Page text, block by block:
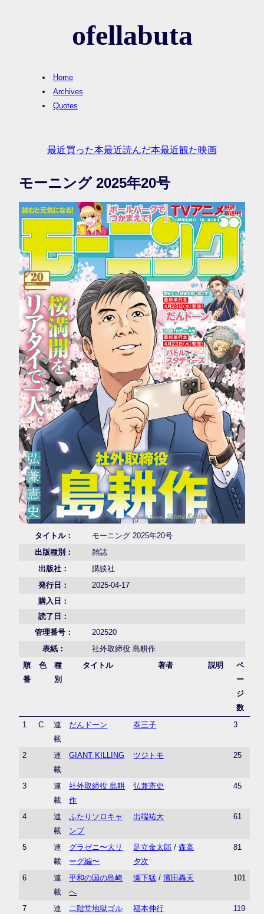
ofellabuta
Home
Archives
Quotes
最近買った本最近読んだ本最近観た映画
モーニング 2025年20号
タイトル：
モーニング 2025年20号
出版種別：
雑誌
出版社：
講談社
発行日：
2025-04-17
購入日：
読了日：
管理番号：
202520
表紙：
社外取締役 島耕作
順
番
色
種
別
タイトル 著者 説明
ペ
ー
ジ
数
1
C
連
載
だんドーン 泰三子 3
2
連
載
GIANT KILLING ツジトモ 25
3
連
載
社外取締役 島耕
作
弘兼憲史 45
4
連
載
ふたりソロキャ
ンプ
出端祐大 61
5
連
載
グラゼニ〜大リ
ーグ編〜
足立金太郎 /森高
夕次
81
6
連
載
平和の国の島崎
へ
瀬下猛 /濱田轟天 101
7
連
二階堂地獄ゴル
福本伸行 119